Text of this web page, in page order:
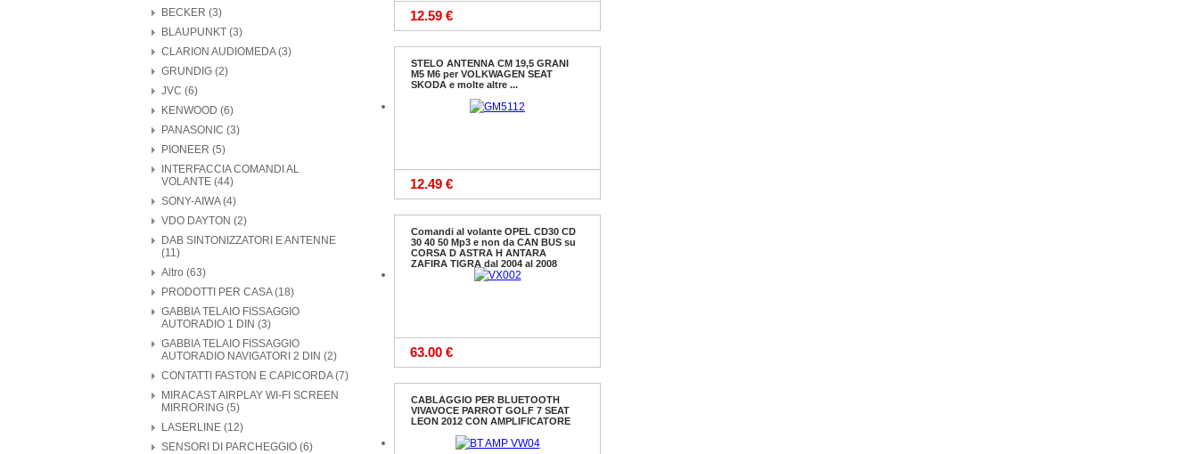
BECKER (3)
BLAUPUNKT (3)
CLARION AUDIOMEDA (3)
GRUNDIG (2)
JVC (6)
KENWOOD (6)
PANASONIC (3)
PIONEER (5)
INTERFACCIA COMANDI AL
VOLANTE (44)
SONY-AIWA (4)
VDO DAYTON (2)
DAB SINTONIZZATORI E ANTENNE
(11)
Altro (63)
PRODOTTI PER CASA (18)
GABBIA TELAIO FISSAGGIO
AUTORADIO 1 DIN (3)
GABBIA TELAIO FISSAGGIO
AUTORADIO NAVIGATORI 2 DIN (2)
CONTATTI FASTON E CAPICORDA (7)
MIRACAST AIRPLAY WI-FI SCREEN
MIRRORING (5)
LASERLINE (12)
SENSORI DI PARCHEGGIO (6)
12.59 €
STELO ANTENNA CM 19,5 GRANI
M5 M6 per VOLKWAGEN SEAT
SKODA e molte altre ...
12.49 €
Comandi al volante OPEL CD30 CD
30 40 50 Mp3 e non da CAN BUS su
CORSA D ASTRA H ANTARA
ZAFIRA TIGRA dal 2004 al 2008
63.00 €
CABLAGGIO PER BLUETOOTH
VIVAVOCE PARROT GOLF 7 SEAT
LEON 2012 CON AMPLIFICATORE